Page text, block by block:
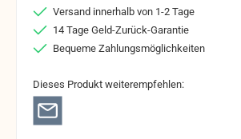
Versand innerhalb von 1-2 Tage
14 Tage Geld-Zurück-Garantie
Bequeme Zahlungsmöglichkeiten
Dieses Produkt weiterempfehlen: